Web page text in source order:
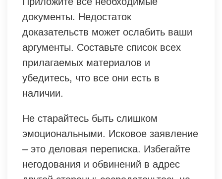
документы. Недостаток
доказательств может ослабить ваши
аргументы. Составьте список всех
прилагаемых материалов и
убедитесь, что все они есть в
наличии.
Не старайтесь быть слишком
эмоциональными. Исковое заявление
– это деловая переписка. Избегайте
негодования и обвинений в адрес